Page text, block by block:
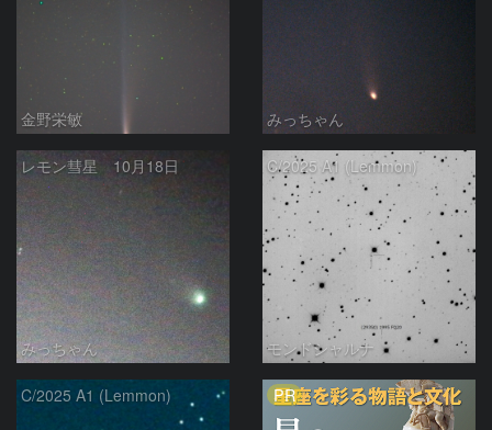
金野栄敏 みっちゃん
レモン彗星 10月18日
みっちゃん
C/2025 A1 (Lemmon)
モンドシャルナ
C/2025 A1 (Lemmon) PR